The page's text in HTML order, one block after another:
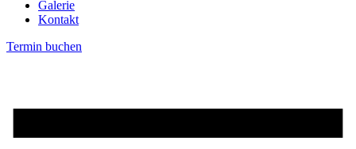
Galerie
Kontakt
Termin buchen